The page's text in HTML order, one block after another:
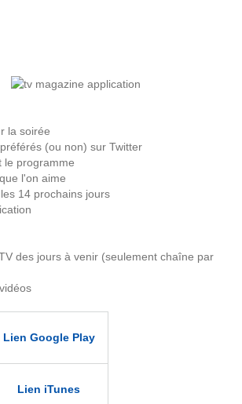
la soirée
(ou non) sur Twitter
le programme
l'on aime
14 prochains jours
des jours à venir (seulement chaîne par
Lien Google Play
Lien iTunes